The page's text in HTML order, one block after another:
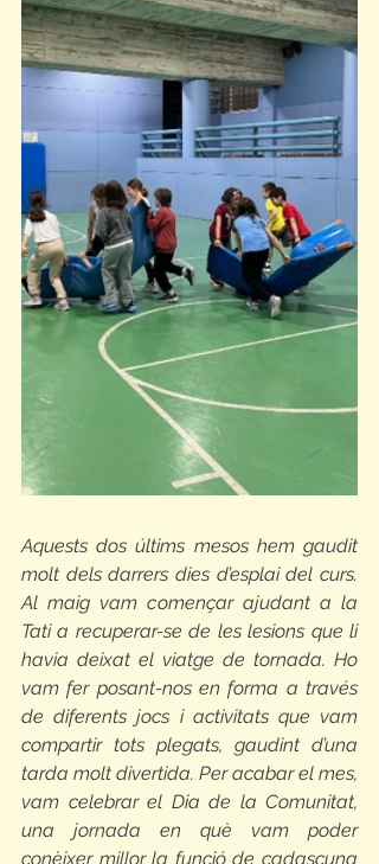
Aquests dos últims mesos hem gaudit
molt dels darrers dies d’esplai del curs.
Al maig vam començar ajudant a la
Tati a recuperar-se de les lesions que li
havia deixat el viatge de tornada. Ho
vam fer posant-nos en forma a través
de diferents jocs i activitats que vam
compartir tots plegats, gaudint d’una
tarda molt divertida. Per acabar el mes,
vam celebrar el Dia de la Comunitat,
una jornada en què vam poder
conèixer millor la funció de cadascuna